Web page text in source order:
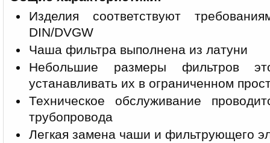
Изделия соответствуют
DIN/DVGW
Чаша фильтра выполнена из латуни
Небольшие размеры фильтров
устанавливать их в ограниченном
Техническое обслуживание
трубопровода
Легкая замена чаши и фильтрующего